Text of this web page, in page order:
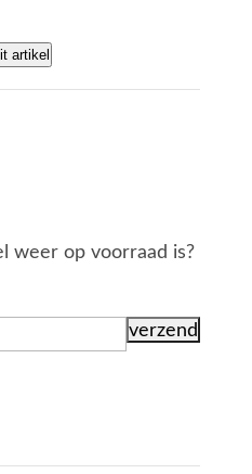
artikel
weer op voorraad is?